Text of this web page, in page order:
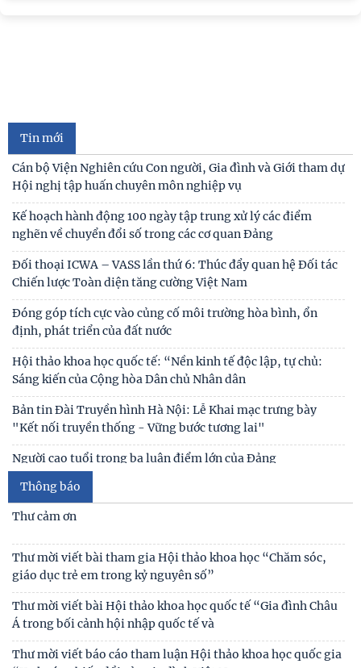
Tin mới
Cán bộ Viện Nghiên cứu Con người, Gia đình và Giới tham dự
Hội nghị tập huấn chuyên môn nghiệp vụ
Kế hoạch hành động 100 ngày tập trung xử lý các điểm
nghẽn về chuyển đổi số trong các cơ quan Đảng
Đối thoại ICWA – VASS lần thứ 6: Thúc đẩy quan hệ Đối tác
Chiến lược Toàn diện tăng cường Việt Nam
Đóng góp tích cực vào củng cố môi trường hòa bình, ổn
định, phát triển của đất nước
Hội thảo khoa học quốc tế: “Nền kinh tế độc lập, tự chủ:
Sáng kiến của Cộng hòa Dân chủ Nhân dân
Bản tin Đài Truyền hình Hà Nội: Lễ Khai mạc trưng bày
"Kết nối truyền thống - Vững bước tương lai"
Người cao tuổi trong ba luận điểm lớn của Đảng
Thái độ của học sinh trung học phổ thông ở Hà Nội với vấn
đề bắt nạt trực tuyến
Thông báo
Thư cảm ơn